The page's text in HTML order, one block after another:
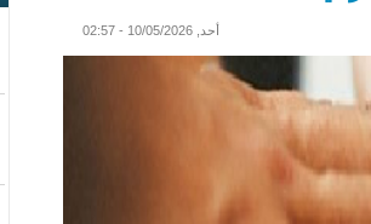
أحد, 10/05/2026 - 02:57